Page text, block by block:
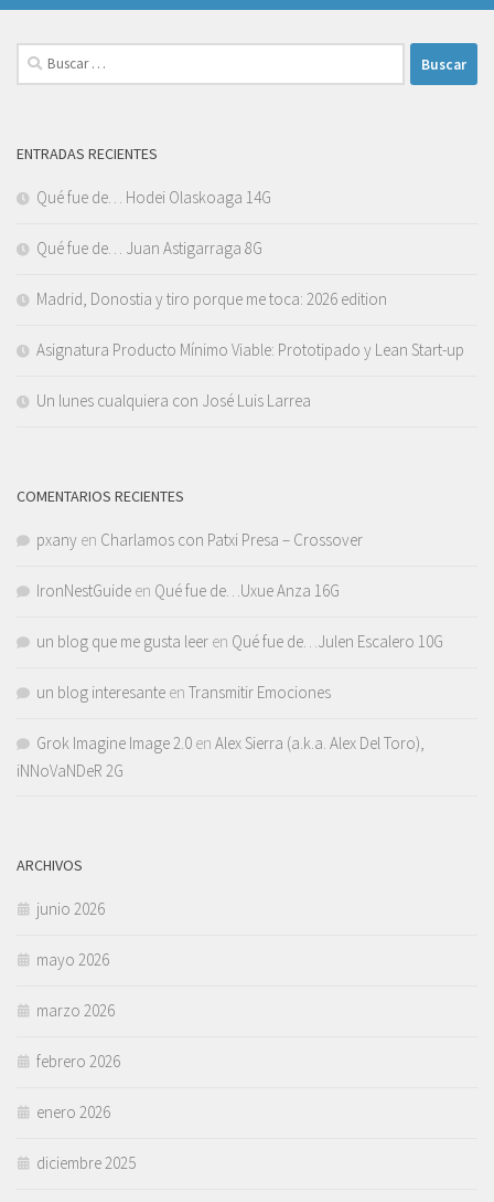
Buscar:
ENTRADAS RECIENTES
Qué fue de… Hodei Olaskoaga 14G
Qué fue de… Juan Astigarraga 8G
Madrid, Donostia y tiro porque me toca: 2026 edition
Asignatura Producto Mínimo Viable: Prototipado y Lean Start-up
Un lunes cualquiera con José Luis Larrea
COMENTARIOS RECIENTES
pxany en Charlamos con Patxi Presa – Crossover
IronNestGuide en Qué fue de…Uxue Anza 16G
un blog que me gusta leer en Qué fue de…Julen Escalero 10G
un blog interesante en Transmitir Emociones
Grok Imagine Image 2.0 en Alex Sierra (a.k.a. Alex Del Toro),
iNNoVaNDeR 2G
ARCHIVOS
junio 2026
mayo 2026
marzo 2026
febrero 2026
enero 2026
diciembre 2025